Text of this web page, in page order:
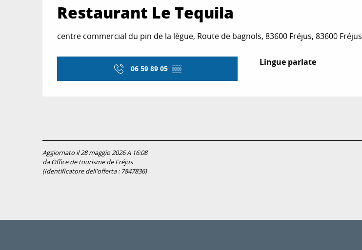
Restaurant Le Tequila
centre commercial du pin de la lègue, Route de bagnols, 83600 Fréjus, 83600 Fréjus
06 59 89 05 ▒▒
Lingue parlate
Lingue parlate
Aggiornato il 28 maggio 2026 A 16:08
da Office de tourisme de Fréjus
(Identificatore dell'offerta : 7847836)